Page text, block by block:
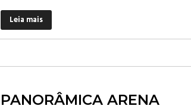
Leia mais
PANORÂMICA ARENA